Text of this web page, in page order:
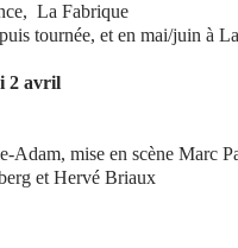
La Fabrique
tournée, et en mai/juin à
2 avril
Adam, mise en scène Marc
et Hervé Briaux